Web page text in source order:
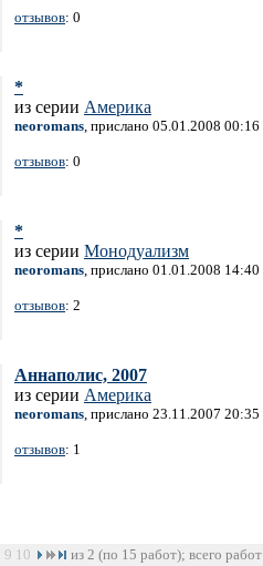
отзывов: 0
*
из серии Америка
neoromans, прислано 05.01.2008 00:16
отзывов: 0
*
из серии Монодуализм
neoromans, прислано 01.01.2008 14:40
отзывов: 2
Аннаполис, 2007
из серии Америка
neoromans, прислано 23.11.2007 20:35
отзывов: 1
9 10 из 2 (по 15 работ); всего работ